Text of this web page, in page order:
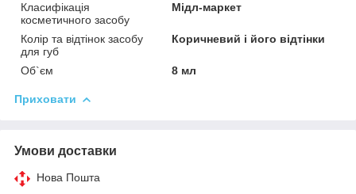
Класифікація
косметичного засобу
Мідл-маркет
Колір та відтінок засобу
для губ
Коричневий і його відтінки
Об`єм 8 мл
Приховати
Умови доставки
Нова Пошта